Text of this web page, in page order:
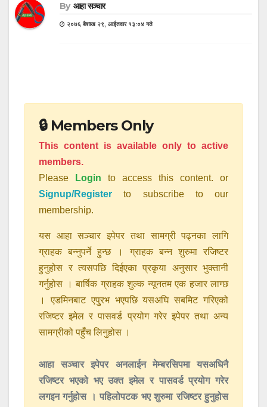
By आहा सञ्चार
२०७६ बैशाख २९, आईतवार १३:०४ गते
🔒 Members Only
This content is available only to active
members.
Please
Login to access this content. or
Signup/Register to subscribe to our
membership.
यस आहा सञ्चार इपेपर तथा सामग्री पढ्नका लागि
ग्राहक बन्नुपर्ने हुन्छ । ग्राहक बन्न शुरुमा रजिष्टर
हुनुहोस र त्यसपछि दिईएका प्रकृया अनुसार भुक्तानी
गर्नुहोस । बार्षिक ग्राहक शुल्क न्यूनतम एक हजार लाग्छ
। एडमिनबाट एपु्रभ भएपछि यसअघि सबमिट गरिएको
रजिष्टर इमेल र पासवर्ड प्रयोग गरेर इपेपर तथा अन्य
सामग्रीको पहुँच लिनुहोस ।
आहा सञ्चार इपेपर अनलाईन मेम्बरसिपमा यसअघिनै
रजिष्टर भएको भए उक्त इमेल र पासवर्ड प्रयोग गरेर
लगइन गर्नुहोस । पहिलोपटक भए शुरुमा रजिष्टर हुनुहोस